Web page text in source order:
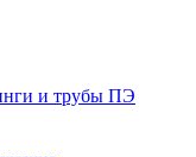
и трубы ПЭ